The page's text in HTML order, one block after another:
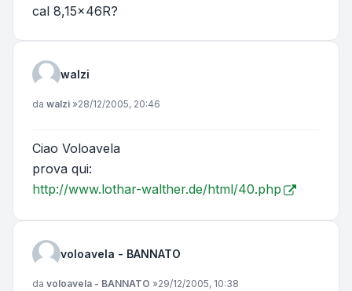
cal 8,15x46R?
walzi
Messaggio
da walzi »28/12/2005, 20:46
Ciao Voloavela
prova qui:
http://www.lothar-walther.de/html/40.php
voloavela - BANNATO
Messaggio
da voloavela - BANNATO »29/12/2005, 10:38